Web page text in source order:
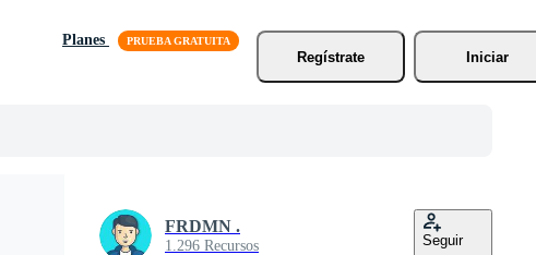
Planes
Regístrate
Iniciar
FRDMN .
1.296 Recursos Seguir